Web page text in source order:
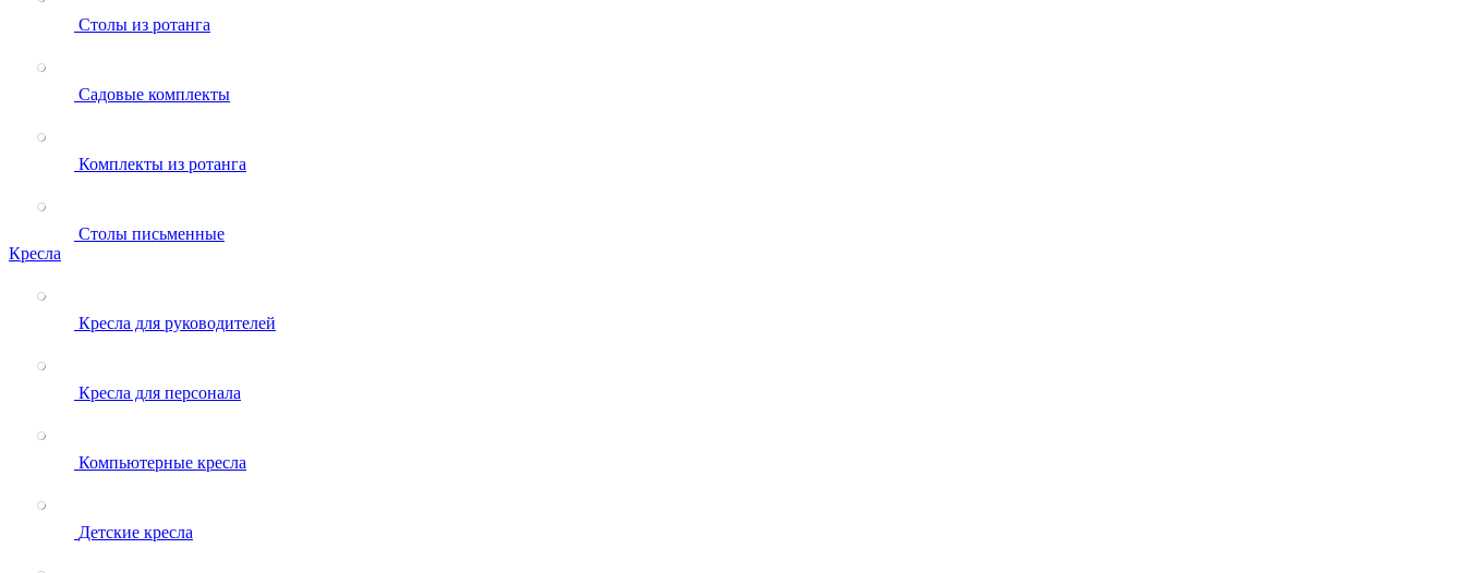
Столы из ротанга
Садовые комплекты
Комплекты из ротанга
Столы письменные
Кресла
Кресла для руководителей
Кресла для персонала
Компьютерные кресла
Детские кресла